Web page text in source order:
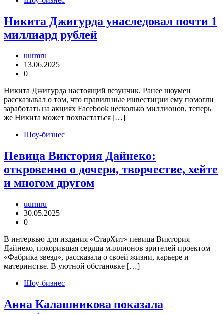
Никита Джигурда унаследовал почти 1
миллиард рублей
uurmru
13.06.2025
0
Никита Джигурда настоящий везунчик. Ранее шоумен
рассказывал о том, что правильные инвестиции ему помогли
заработать на акциях Facebook несколько миллионов, теперь
же Никита может похвастаться […]
Шоу-бизнес
Певица Виктория Дайнеко:
откровенно о дочери, творчестве, хейте
и многом другом
uurmru
30.05.2025
0
В интервью для издания «СтарХит» певица Виктория
Дайнеко, покорившая сердца миллионов зрителей проектом
«Фабрика звезд», рассказала о своей жизни, карьере и
материнстве. В уютной обстановке […]
Шоу-бизнес
Анна Калашникова показала